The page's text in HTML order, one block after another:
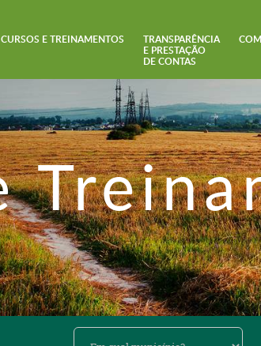
CURSOS E TREINAMENTOS
TRANSPARÊNCIA
E PRESTAÇÃO
DE CONTAS
Em